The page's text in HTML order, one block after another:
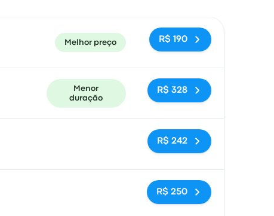
Melhor preço R$ 190
Menor
duração
R$ 328
Sem tags
R$ 242
Sem tags
R$ 250